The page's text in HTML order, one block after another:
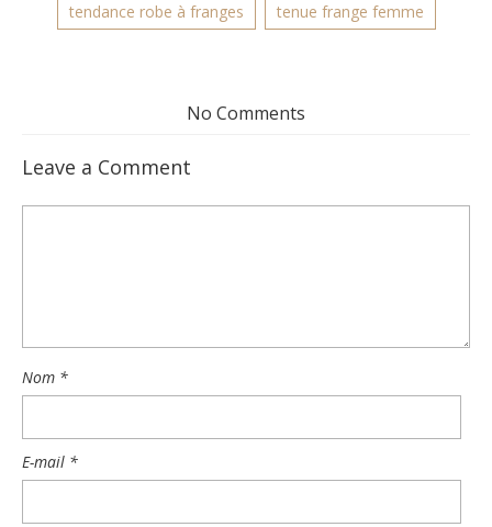
tendance robe à franges tenue frange femme
No Comments
Leave a Comment
Nom *
E-mail *